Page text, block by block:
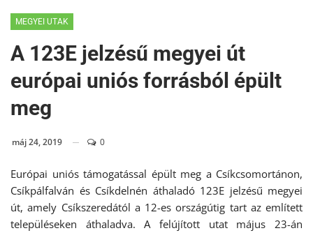
MEGYEI UTAK
A 123E jelzésű megyei út
európai uniós forrásból épült
meg
máj 24, 2019 0
Európai uniós támogatással épült meg a Csíkcsomortánon,
Csíkpálfalván és Csíkdelnén áthaladó 123E jelzésű megyei
út, amely Csíkszeredától a 12-es országútig tart az említett
településeken áthaladva. A felújított utat május 23-án